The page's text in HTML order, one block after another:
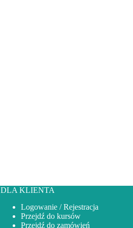
DLA KLIENTA
Logowanie / Rejestracja
Przejdź do kursów
Przejdź do zamówień